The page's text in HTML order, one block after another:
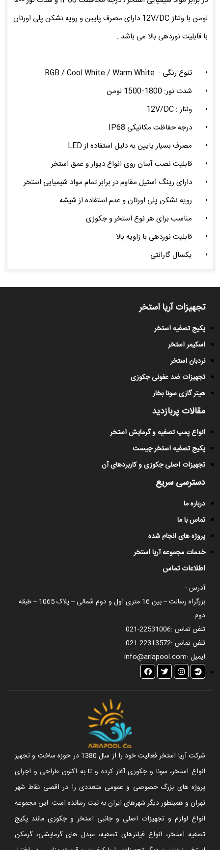
لومن با ولتاژ 12V/DC دارای مصرف پایین و رویه نشکن پلی اورتان
با قابلیت نوردهی بالا می باشد .
•
تنوع رنگی : RGB / Cool White / Warm White
•
شدت نور: 1800-1500 لومن
•
ولتاز : 12V/DC
•
درجه حفاظت مکانیکی IP68
•
مصرف بسیار پایین به دلیل استفاده از LED
•
قابلیت نصب آسان روی انواع دیوار و عمق استخر
•
دارای رینگ استیل مقاوم در برابر تمام مواد شیمیایی استخر
•
رویه نشکن پلی اورتان و عدم استفاده از شیشه
•
مناسب برای هر نوع استخر و جکوزی
•
قابلیت نوردهی با زاویه بالا
•
یکسال گارانتی
تجهیزات آریا استخر
پکیج تصفیه استخر
اسکیمر استخر
نردبان استخر
تجهیزات ضد عفونی جکوزی
هیتر گازی سونا بخار
مقالات پربازدید
انواع پمپ تصفیه و گرمایش استخر
پکیج تصفیه استخر چیست
تجهیزات اصلی جکوزی و کاربردهای آن
دسترسی سریع
درباره ما
تماس با ما
پروژه های انجام شده
خدمات مجموعه آریا استخر
اطلاعات تماس
آدرس :
بزرگراه رسالت – بین 16 متری اول و دوم شمالی – پلاک 1065 – طبقه
دوم
تلفن تماس :021-22531006
تلفن تماس :021-22313572
ایمیل :info@ariapool.com
شرکت آریا استخر فعالیت خود را از سال 1380 در حوزه ساخت و تجهیز
انواع استخر، سونا و جکوزی آغاز کرده و تا به اکنون طراحی و اجرای
پروژه های بزرگ خصوصی و عمومی متعددی را در اقصی نقاط شهر
تهران و همینطور دیگر شهرهای ایران به ثبت رسانده است. این مجموعه
انواع لوازم و تجهیزات اصلی و جانبی استخر و جکوزی مانند پکیج
تصفیه استخر، انواع فیلترهای تصفیه، مبدل های گرمایشی، گرمکن